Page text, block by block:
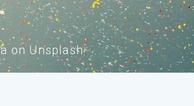
a on Unsplash